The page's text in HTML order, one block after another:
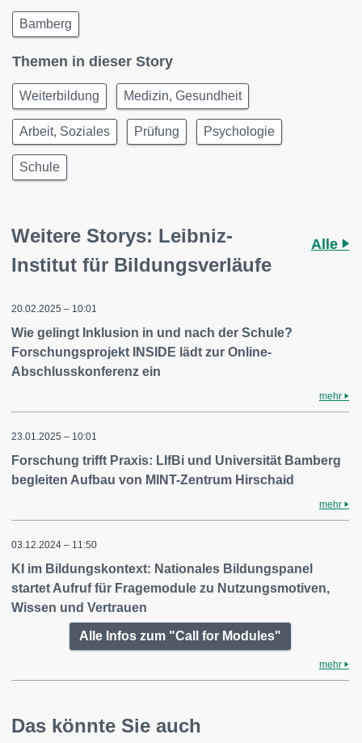
Bamberg
Themen in dieser Story
Weiterbildung Medizin, Gesundheit
Arbeit, Soziales Prüfung Psychologie
Schule
Weitere Storys: Leibniz-
Institut für Bildungsverläufe
Alle
20.02.2025 – 10:01
Wie gelingt Inklusion in und nach der Schule?
Forschungsprojekt INSIDE lädt zur Online-
Abschlusskonferenz ein
mehr
23.01.2025 – 10:01
Forschung trifft Praxis: LIfBi und Universität Bamberg
begleiten Aufbau von MINT-Zentrum Hirschaid
mehr
03.12.2024 – 11:50
KI im Bildungskontext: Nationales Bildungspanel
startet Aufruf für Fragemodule zu Nutzungsmotiven,
Wissen und Vertrauen
Alle Infos zum "Call for Modules"
mehr
Das könnte Sie auch